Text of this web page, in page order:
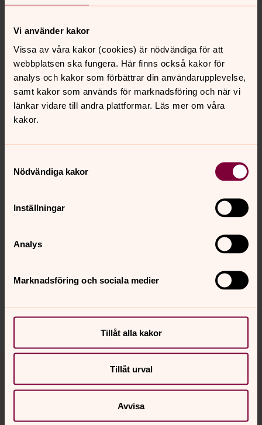
Vi använder kakor
Vissa av våra kakor (cookies) är nödvändiga för att
webbplatsen ska fungera. Här finns också kakor för
analys och kakor som förbättrar din användarupplevelse,
samt kakor som används för marknadsföring och när vi
länkar vidare till andra plattformar. Läs mer om våra
kakor.
Nödvändiga kakor
Inställningar
Analys
Marknadsföring och sociala medier
Tillåt alla kakor
Tillåt urval
Avvisa
innehåll?
Dela
Tillbaka till toppen
Tillbaka till innehållet
Kontakt